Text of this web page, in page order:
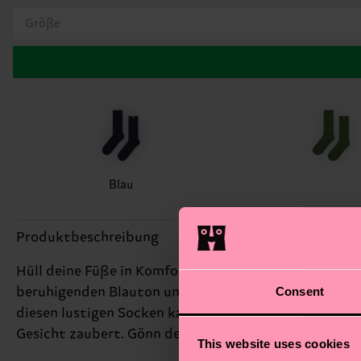
Consent
This website uses cookies
Größe
Blau
Produktbeschreibung
Hüll deine Füße in Komfort und Spaß mit unseren
beruhigenden Blauton und sind perfekt, um deinem
diesen lustigen Socken kannst du genau das tun.
Gesicht zaubert. Gönn deinen Füßen ein wenig